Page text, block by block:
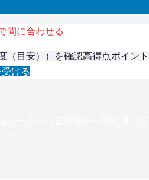
間に合わせる
（目安） ）を確認高得点ポイント
ける